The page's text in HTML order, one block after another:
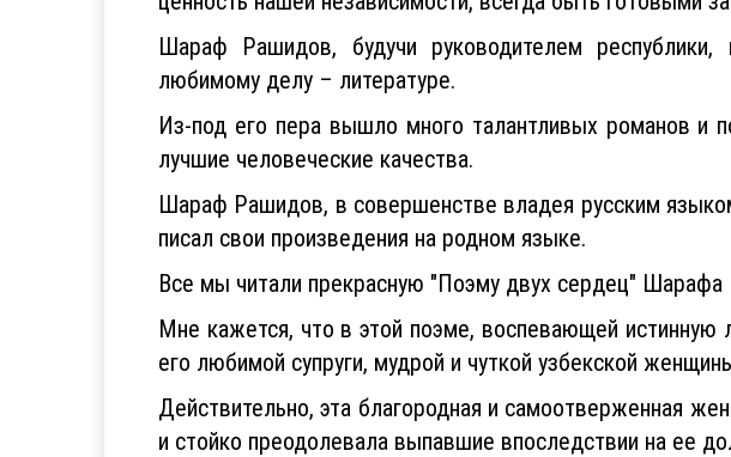
Шараф Рашидов, будучи руководителем
любимому делу – литературе.
Из-под его пера вышло много талантливых романов и
лучшие человеческие качества.
Шараф Рашидов, в совершенстве владея русским
писал свои произведения на родном языке.
Все мы читали прекрасную "Поэму двух сердец"
Мне кажется, что в этой поэме, воспевающей
его любимой супруги, мудрой и чуткой узбекской
Действительно, эта благородная и самоотверженная
и стойко преодолевала выпавшие впоследствии на ее